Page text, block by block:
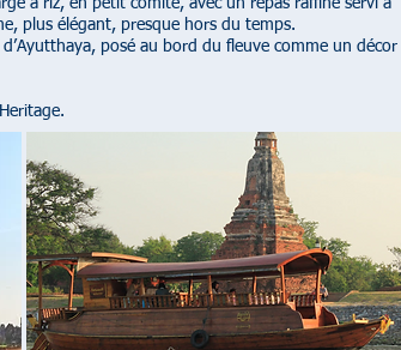
à riz, en petit comité, avec un repas raffiné servi à
plus élégant, presque hors du temps.
posé au bord du fleuve comme un décor